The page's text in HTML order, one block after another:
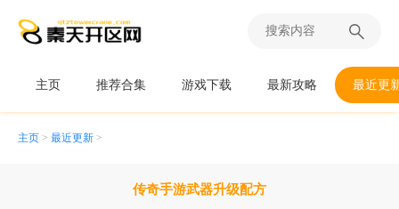
主页 推荐合集 游戏下载 最新攻略 最近更
主页 > 最近更新 >
传奇手游武器升级配方